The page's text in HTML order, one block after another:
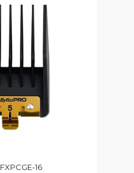
FXPCGE-16